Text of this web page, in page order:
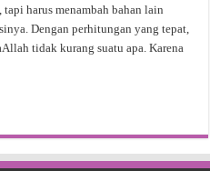
harus menambah bahan lain
Dengan perhitungan yang tepat,
tidak kurang suatu apa. Karena